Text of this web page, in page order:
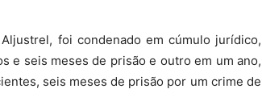
foi condenado em cúmulo jurídico,
e seis meses de prisão e outro em um ano,
seis meses de prisão por um crime de